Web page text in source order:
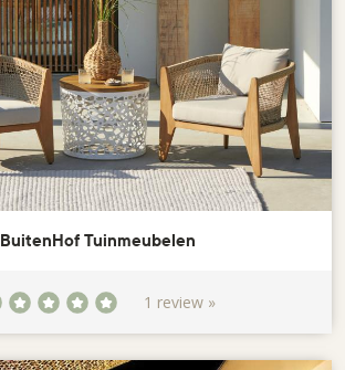
BuitenHof Tuinmeubelen
1 review »